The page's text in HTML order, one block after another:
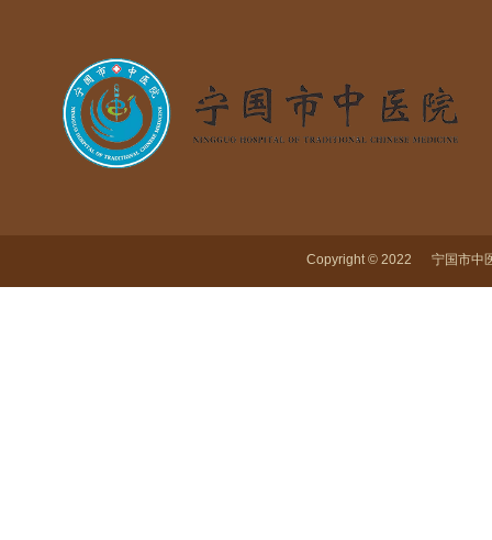
Copyright © 2022 宁国市